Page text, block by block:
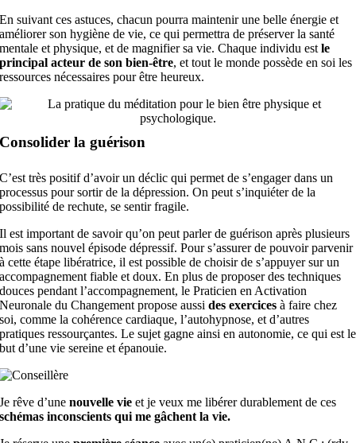
En suivant ces astuces, chacun pourra maintenir une belle énergie et
améliorer son hygiène de vie, ce qui permettra de préserver la santé
mentale et physique, et de magnifier sa vie. Chaque individu estle
principal acteur de son bien-être, et tout le monde possède en soi les
ressources nécessaires pour être heureux.
Consolider la guérison
C’est très positif d’avoir un déclic qui permet de s’engager dans un
processus pour sortir de la dépression. On peut s’inquiéter de la
possibilité de rechute, se sentir fragile.
Il est important de savoir qu’on peut parler de guérison après plusieurs
mois sans nouvel épisode dépressif. Pour s’assurer de pouvoir parvenir
à cette étape libératrice, il est possible de choisir de s’appuyer sur un
accompagnement fiable et doux. En plus de proposer des techniques
douces pendant l’accompagnement, le Praticien en Activation
Neuronale du Changement propose aussides exercices à faire chez
soi, comme la cohérence cardiaque, l’autohypnose, et d’autres
pratiques ressourçantes. Le sujet gagne ainsi en autonomie, ce qui est le
but d’une vie sereine et épanouie.
Je rêve d’unenouvelle vie et je veux me libérer durablement de ces
schémas inconscients qui me gâchent la vie.